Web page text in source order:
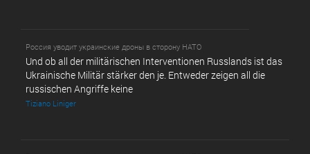
Россия уводит украинские дроны в сторону НАТО
Und ob all der militärischen Interventionen Russlands ist das
Ukrainische Militär stärker den je. Entweder zeigen all die
russischen Angriffe keine
Tiziano Liniger